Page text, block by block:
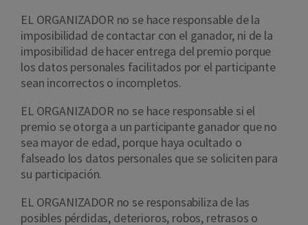
EL ORGANIZADOR no se hace responsable de la
imposibilidad de contactar con el ganador, ni de la
imposibilidad de hacer entrega del premio porque
los datos personales facilitados por el participante
sean incorrectos o incompletos.
EL ORGANIZADOR no se hace responsable si el
premio se otorga a un participante ganador que no
sea mayor de edad, porque haya ocultado o
falseado los datos personales que se soliciten para
su participación.
EL ORGANIZADOR no se responsabiliza de las
posibles pérdidas, deterioros, robos, retrasos o